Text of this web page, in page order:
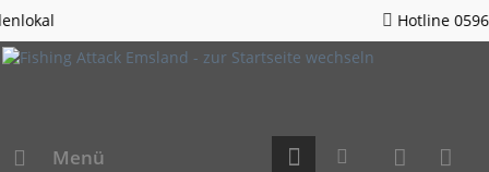
Hotline 05963 - 982823
Menü